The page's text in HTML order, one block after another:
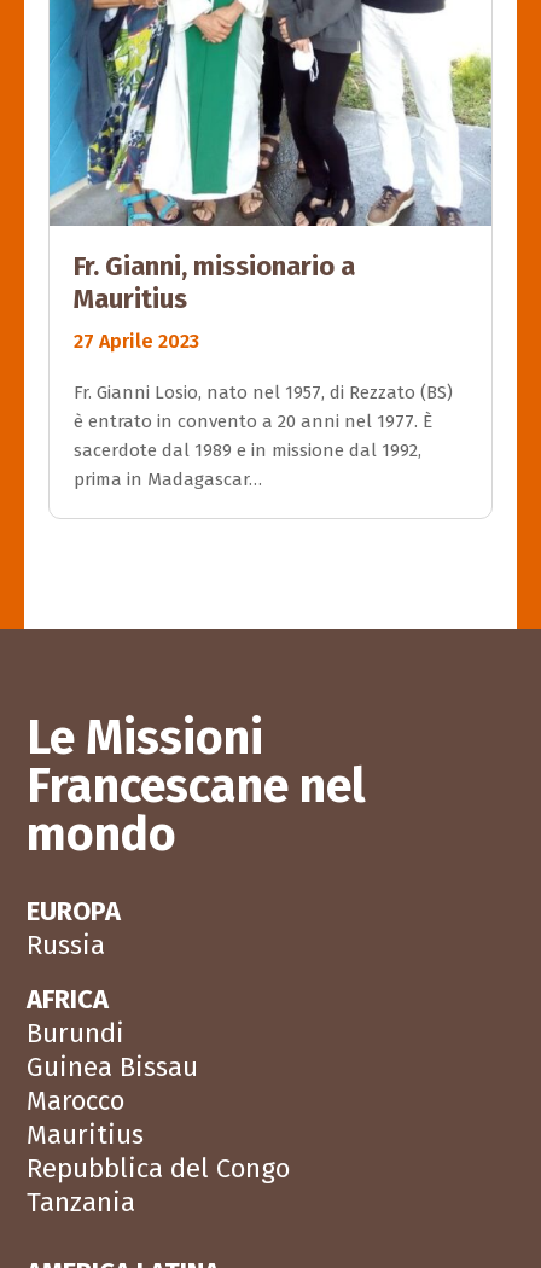
Fr. Gianni, missionario a
Mauritius
27 Aprile 2023
Fr. Gianni Losio, nato nel 1957, di Rezzato (BS)
è entrato in convento a 20 anni nel 1977. È
sacerdote dal 1989 e in missione dal 1992,
prima in Madagascar…
Le Missioni
Francescane nel
mondo
EUROPA
Russia
AFRICA
Burundi
Guinea Bissau
Marocco
Mauritius
Repubblica del Congo
Tanzania